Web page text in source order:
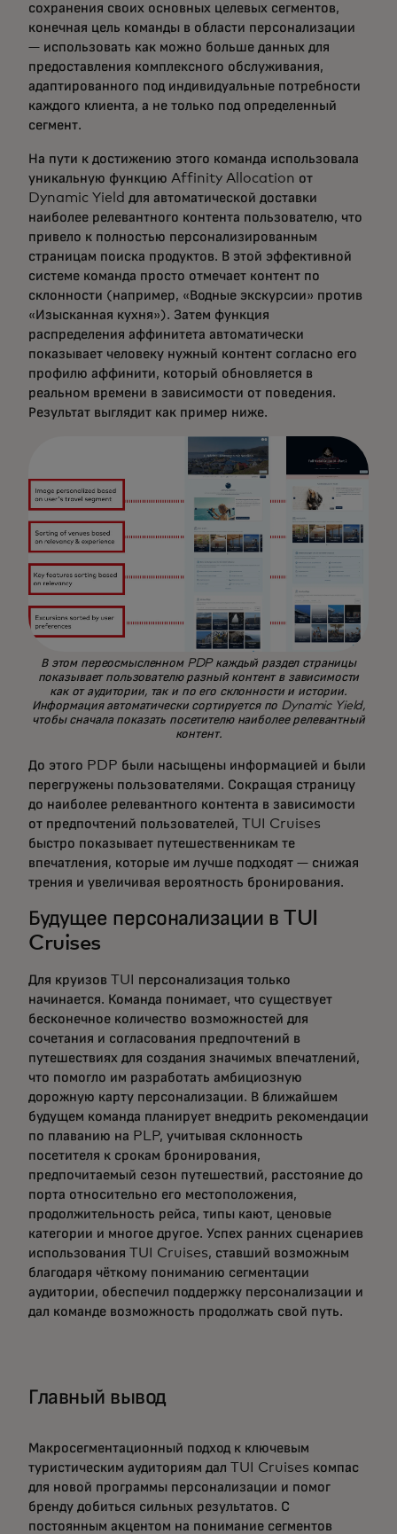
сохранения своих основных целевых сегментов,
конечная цель команды в области персонализации
— использовать как можно больше данных для
предоставления комплексного обслуживания,
адаптированного под индивидуальные потребности
каждого клиента, а не только под определенный
сегмент.
На пути к достижению этого команда использовала
уникальную функцию Affinity Allocation от
Dynamic Yield для автоматической доставки
наиболее релевантного контента пользователю, что
привело к полностью персонализированным
страницам поиска продуктов. В этой эффективной
системе команда просто отмечает контент по
склонности (например, «Водные экскурсии» против
«Изысканная кухня»). Затем функция
распределения аффинитета автоматически
показывает человеку нужный контент согласно его
профилю аффинити, который обновляется в
реальном времени в зависимости от поведения.
Результат выглядит как пример ниже.
В этом переосмысленном PDP каждый раздел страницы
показывает пользователю разный контент в зависимости
как от аудитории, так и по его склонности и истории.
Информация автоматически сортируется по Dynamic Yield,
чтобы сначала показать посетителю наиболее релевантный
контент.
До этого PDP были насыщены информацией и были
перегружены пользователями. Сокращая страницу
до наиболее релевантного контента в зависимости
от предпочтений пользователей, TUI Cruises
быстро показывает путешественникам те
впечатления, которые им лучше подходят — снижая
трения и увеличивая вероятность бронирования.
Будущее персонализации в TUI
Cruises
Для круизов TUI персонализация только
начинается. Команда понимает, что существует
бесконечное количество возможностей для
сочетания и согласования предпочтений в
путешествиях для создания значимых впечатлений,
что помогло им разработать амбициозную
дорожную карту персонализации. В ближайшем
будущем команда планирует внедрить рекомендации
по плаванию на PLP, учитывая склонность
посетителя к срокам бронирования,
предпочитаемый сезон путешествий, расстояние до
порта относительно его местоположения,
продолжительность рейса, типы кают, ценовые
категории и многое другое. Успех ранних сценариев
использования TUI Cruises, ставший возможным
благодаря чёткому пониманию сегментации
аудитории, обеспечил поддержку персонализации и
дал команде возможность продолжать свой путь.
Главный вывод
Макросегментационный подход к ключевым
туристическим аудиториям дал TUI Cruises компас
для новой программы персонализации и помог
бренду добиться сильных результатов. С
постоянным акцентом на понимание сегментов